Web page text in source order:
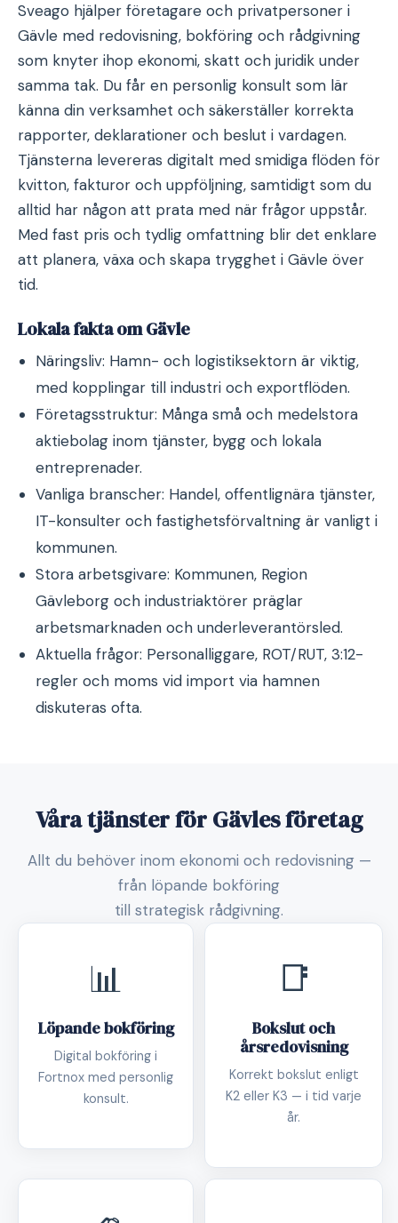
Sveago hjälper företagare och privatpersoner i
Gävle med redovisning, bokföring och rådgivning
som knyter ihop ekonomi, skatt och juridik under
samma tak. Du får en personlig konsult som lär
känna din verksamhet och säkerställer korrekta
rapporter, deklarationer och beslut i vardagen.
Tjänsterna levereras digitalt med smidiga flöden för
kvitton, fakturor och uppföljning, samtidigt som du
alltid har någon att prata med när frågor uppstår.
Med fast pris och tydlig omfattning blir det enklare
att planera, växa och skapa trygghet i Gävle över
tid.
Lokala fakta om Gävle
Näringsliv: Hamn- och logistiksektorn är viktig,
med kopplingar till industri och exportflöden.
Företagsstruktur: Många små och medelstora
aktiebolag inom tjänster, bygg och lokala
entreprenader.
Vanliga branscher: Handel, offentlignära tjänster,
IT-konsulter och fastighetsförvaltning är vanligt i
kommunen.
Stora arbetsgivare: Kommunen, Region
Gävleborg och industriaktörer präglar
arbetsmarknaden och underleverantörsled.
Aktuella frågor: Personalliggare, ROT/RUT, 3:12-
regler och moms vid import via hamnen
diskuteras ofta.
Våra tjänster för Gävles företag
Allt du behöver inom ekonomi och redovisning —
från löpande bokföring
till strategisk rådgivning.
📊
Löpande bokföring
Digital bokföring i
Fortnox med personlig
konsult.
📑
Bokslut och
årsredovisning
Korrekt bokslut enligt
K2 eller K3 — i tid varje
år.